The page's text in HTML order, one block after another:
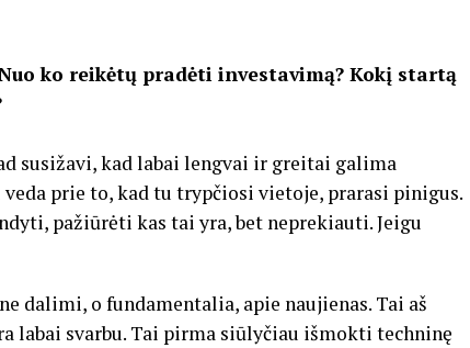
ko reikėtų pradėti investavimą? Kokį startą
susižavi, kad labai lengvai ir greitai galima
prie to, kad tu trypčiosi vietoje, prarasi pinigus.
pažiūrėti kas tai yra, bet neprekiauti. Jeigu
dalimi, o fundamentalia, apie naujienas. Tai aš
labai svarbu. Tai pirma siūlyčiau išmokti techninę